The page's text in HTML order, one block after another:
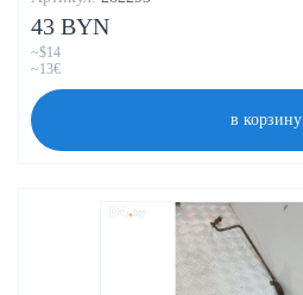
43 BYN
~$14
~13€
в корзину